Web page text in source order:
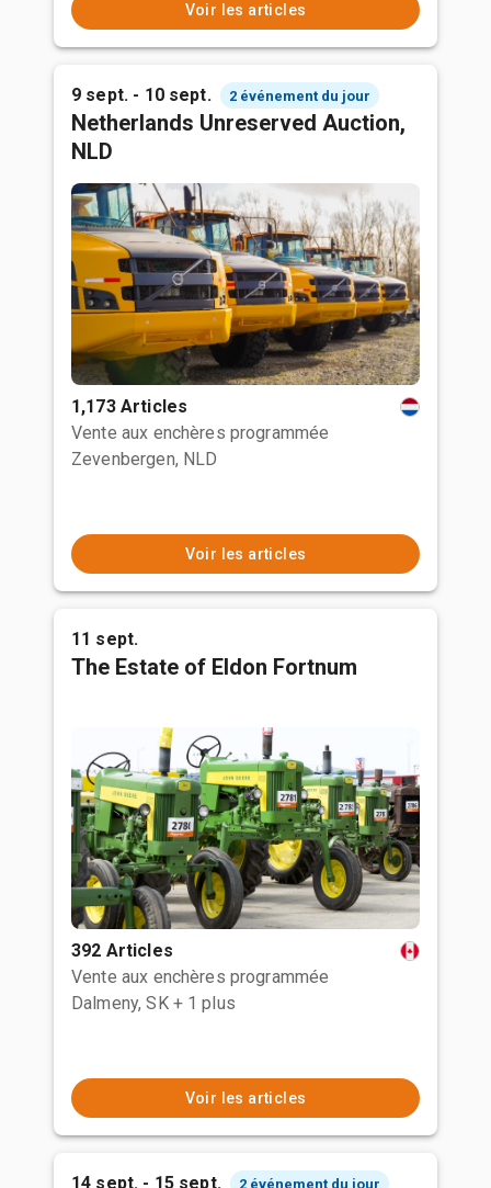
Voir les articles
9 sept. - 10 sept. 2 événement du jour
Netherlands Unreserved Auction,
NLD
1,173 Articles
Vente aux enchères programmée
Zevenbergen, NLD
Voir les articles
11 sept.
The Estate of Eldon Fortnum
392 Articles
Vente aux enchères programmée
Dalmeny, SK + 1 plus
Voir les articles
14 sept. - 15 sept. 2 événement du jour